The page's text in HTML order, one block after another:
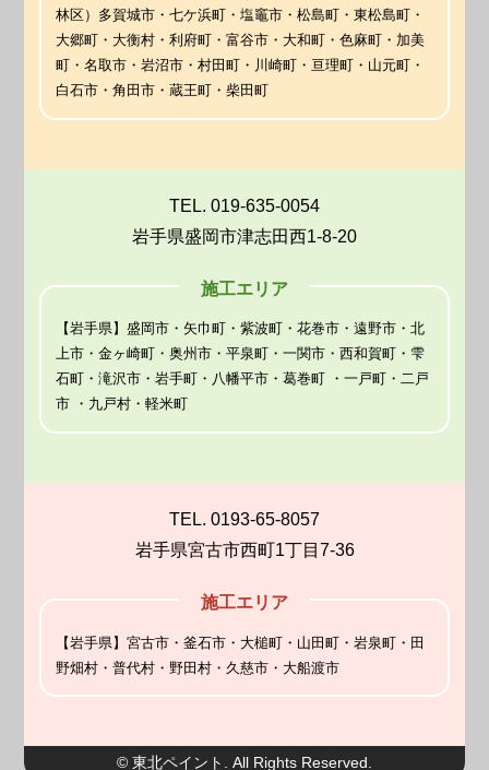
林区）多賀城市・七ケ浜町・塩竈市・松島町・東松島町・
大郷町・大衡村・利府町・富谷市・大和町・色麻町・加美
町・名取市・岩沼市・村田町・川崎町・亘理町・山元町・
白石市・角田市・蔵王町・柴田町
TEL. 019-635-0054
岩手県盛岡市津志田西1-8-20
施工エリア
【岩手県】盛岡市・矢巾町・紫波町・花巻市・遠野市・北
上市・金ヶ崎町・奥州市・平泉町・一関市・西和賀町・雫
石町・滝沢市・岩手町・八幡平市・葛巻町 ・一戸町・二戸
市 ・九戸村・軽米町
TEL. 0193-65-8057
岩手県宮古市西町1丁目7-36
施工エリア
【岩手県】宮古市・釜石市・大槌町・山田町・岩泉町・田
野畑村・普代村・野田村・久慈市・大船渡市
© 東北ペイント. All Rights Reserved.